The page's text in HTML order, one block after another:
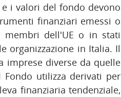
i valori del fondo devono
finanziari emessi o
dell'UE o in stati
organizzazione in Italia. Il
imprese diverse da quelle
utilizza derivati per
finanziaria tendenziale,